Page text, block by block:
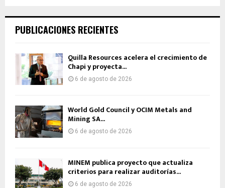
PUBLICACIONES RECIENTES
Quilla Resources acelera el crecimiento de
Chapi y proyecta...
6 de agosto de 2026
World Gold Council y OCIM Metals and
Mining SA...
6 de agosto de 2026
MINEM publica proyecto que actualiza
criterios para realizar auditorías...
6 de agosto de 2026